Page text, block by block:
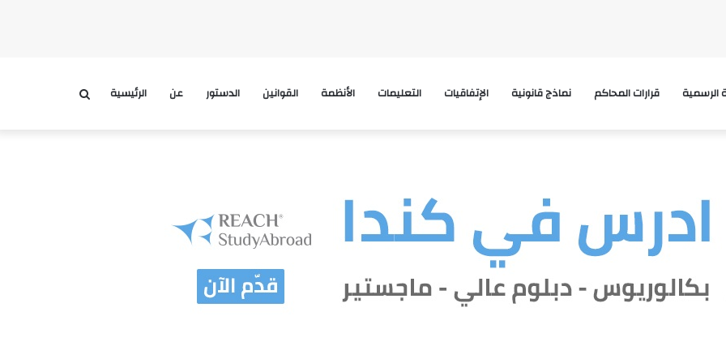
الرئيسية عن الدستور القوانين الأنظمة التعليمات الإتفاقيات نماذج قانونية قرارات المحاكم الرسمية بحث